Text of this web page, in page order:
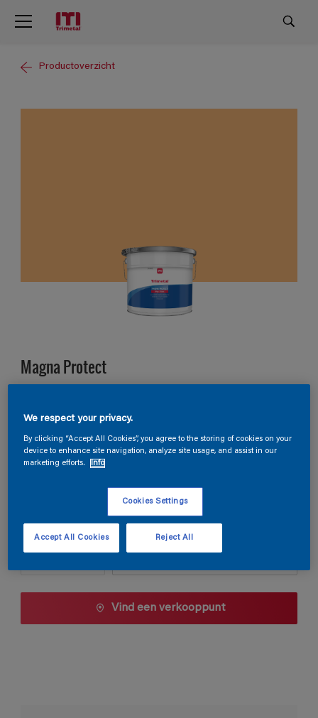
Productoverzicht
Magna Protect
Verpakkingsgrootte
2,5 L
Vind een verkooppunt
We respect your privacy.
By clicking “Accept All Cookies”, you agree to the storing of cookies on your
device to enhance site navigation, analyze site usage, and assist in our
marketing efforts.
Info
Cookies Settings
Reject All
Accept All Cookies